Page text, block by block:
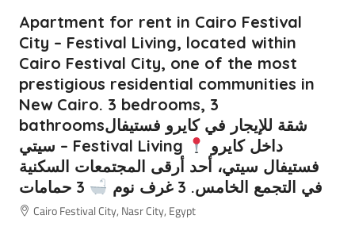
Apartment for rent in Cairo Festival
City – Festival Living, located within
Cairo Festival City, one of the most
prestigious residential communities in
New Cairo. 3 bedrooms, 3
bathroomsشقة للإيجار في كايرو فستيفال
سيتي – Festival Living
فستيفال سيتي، أحد أرقى المجتمعات السكنية
في التجمع الخامس. 3 غرف نوم
Cairo Festival City, Nasr City, Egypt